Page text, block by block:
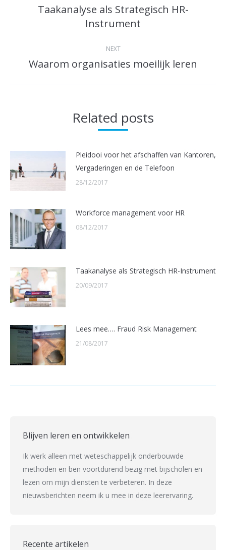
navigation
Previous
post:
Taakanalyse als Strategisch HR-
Instrument
NEXT
Next
Waarom organisaties moeilijk leren
Related posts
Pleidooi voor het afschaffen van Kantoren,
Vergaderingen en de Telefoon
28/12/2017
Workforce management voor HR
08/12/2017
Taakanalyse als Strategisch HR-Instrument
20/09/2017
Lees mee…. Fraud Risk Management
21/08/2017
Blijven leren en ontwikkelen
Ik werk alleen met weteschappelijk onderbouwde
methoden en ben voortdurend bezig met bijscholen en
lezen om mijn diensten te verbeteren. In deze
nieuwsberichten neem ik u mee in deze leerervaring.
Recente artikelen